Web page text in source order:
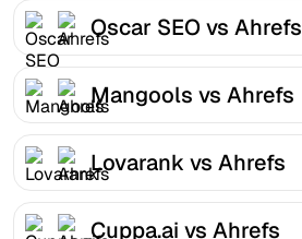
Oscar SEO vs Ahrefs
Mangools vs Ahrefs
Lovarank vs Ahrefs
Cuppa.ai vs Ahrefs